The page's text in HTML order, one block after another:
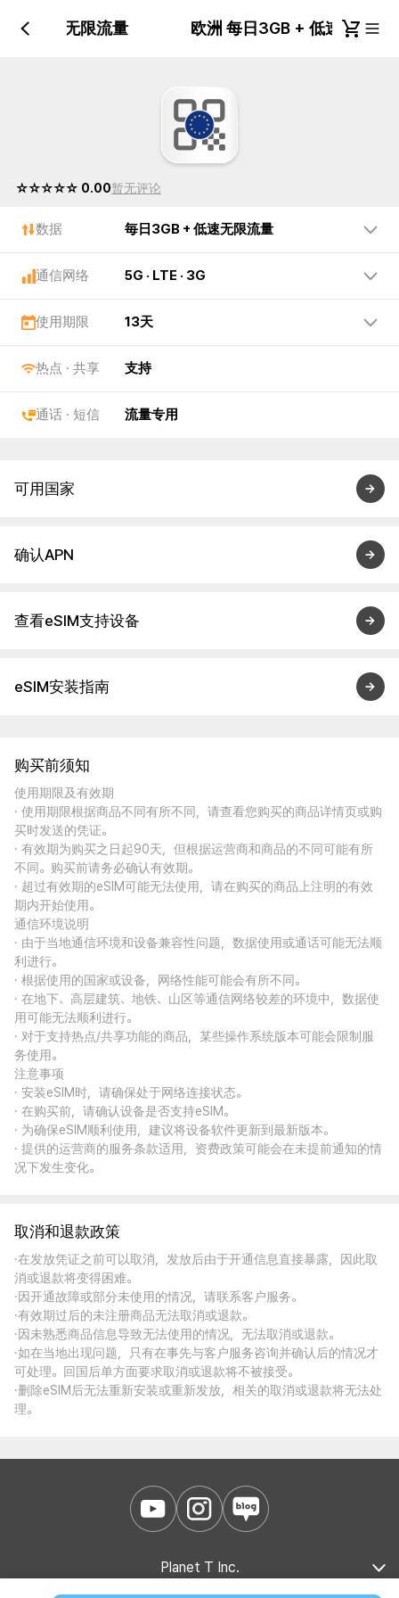
+ 低速无限流量 欧洲 每日3GB + 低速无限
☆☆☆☆☆ 0.00暂无评论
数据 毎日3GB + 低速无限流量
通信网络 5G · LTE · 3G
使用期限 13天
热点 · 共享 支持
通话 · 短信 流量专用
可用国家
确认APN
查看eSIM支持设备
eSIM安装指南
购买前须知
使用期限及有效期
· 使用期限根据商品不同有所不同，请查看您购买的商品详情页或购
买时发送的凭证。
· 有效期为购买之日起90天，但根据运营商和商品的不同可能有所
不同。购买前请务必确认有效期。
· 超过有效期的eSIM可能无法使用，请在购买的商品上注明的有效
期内开始使用。
通信环境说明
· 由于当地通信环境和设备兼容性问题，数据使用或通话可能无法顺
利进行。
· 根据使用的国家或设备，网络性能可能会有所不同。
· 在地下、高层建筑、地铁、山区等通信网络较差的环境中，数据使
用可能无法顺利进行。
· 对于支持热点/共享功能的商品，某些操作系统版本可能会限制服
务使用。
注意事项
· 安装eSIM时，请确保处于网络连接状态。
· 在购买前，请确认设备是否支持eSIM。
· 为确保eSIM顺利使用，建议将设备软件更新到最新版本。
· 提供的运营商的服务条款适用，资费政策可能会在未提前通知的情
况下发生变化。
取消和退款政策
·在发放凭证之前可以取消，发放后由于开通信息直接暴露，因此取
消或退款将变得困难。
·因开通故障或部分未使用的情况，请联系客户服务。
·有效期过后的未注册商品无法取消或退款。
·因未熟悉商品信息导致无法使用的情况，无法取消或退款。
·如在当地出现问题，只有在事先与客户服务咨询并确认后的情况才
可处理。回国后单方面要求取消或退款将不被接受。
·删除eSIM后无法重新安装或重新发放，相关的取消或退款将无法处
理。
Planet T Inc.